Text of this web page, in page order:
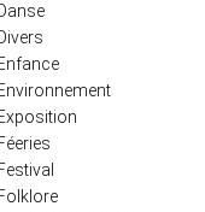
Danse
Divers
Enfance
Environnement
Exposition
Féeries
Festival
Folklore